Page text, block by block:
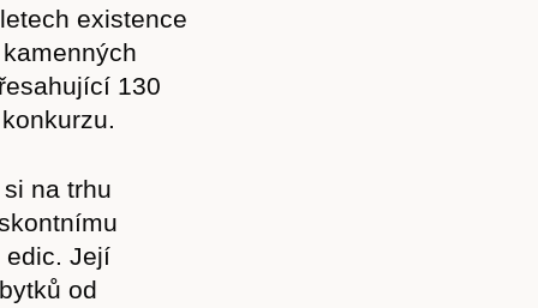
existence
130
na trhu
edic. Její
od